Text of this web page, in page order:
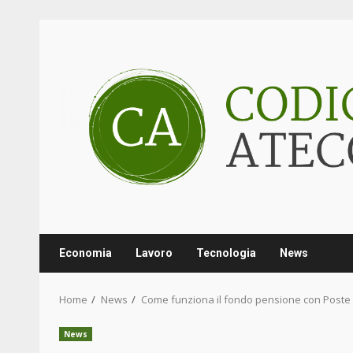
Economia Lavoro Tecnologia News
Home News Come funziona il fondo pensione con
News